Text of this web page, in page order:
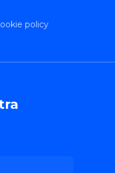
policy